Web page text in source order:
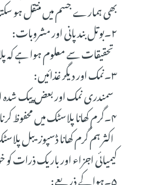
بھی ہمارے جسم میں منتقل ہو
۲۔بوتل بند پانی اور مشروبات:
تحقیقات سے معلوم ہوا ہے کہ
۳۔نمک اور دیگر غذائیں:
سمندری نمک اور بعض پیک شدہ
۴۔گرم کھانا پلاسٹک میں محفوظ کرنا:
اکثر ہم گرم کھانا ڈسپوزیبل
کیمیائی اجزاء اور باریک
۵۔ہوا کے ذریعے: